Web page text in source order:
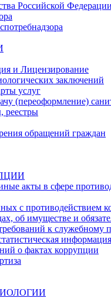
Российской Федерации
и Лицензирование
заключений
услуг
(переоформление)
реестры
обращений граждан
акты в сфере
с противодействием
об имуществе и
к служебному
информация
о фактах коррупции